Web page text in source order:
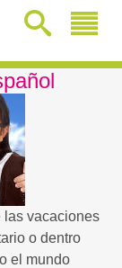
las vacaciones
o dentro
el mundo